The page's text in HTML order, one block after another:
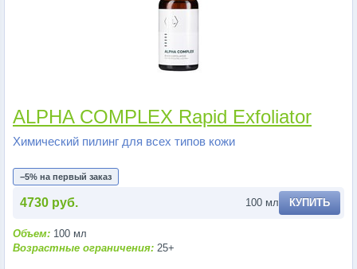
ALPHA COMPLEX Rapid Exfoliator
Химический пилинг для всех типов кожи
−5% на первый заказ
4730 руб. 100 мл КУПИТЬ
Объем: 100 мл
Возрастные ограничения: 25+